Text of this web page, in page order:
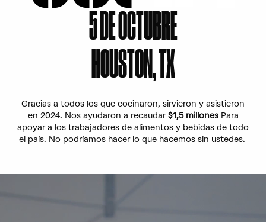
5 DE OCTUBRE
HOUSTON, TX
Gracias a todos los que cocinaron, sirvieron y asistieron
en 2024. Nos ayudaron a recaudar$1,5 millonesPara
apoyar a los trabajadores de alimentos y bebidas de todo
el país. No podríamos hacer lo que hacemos sin ustedes.